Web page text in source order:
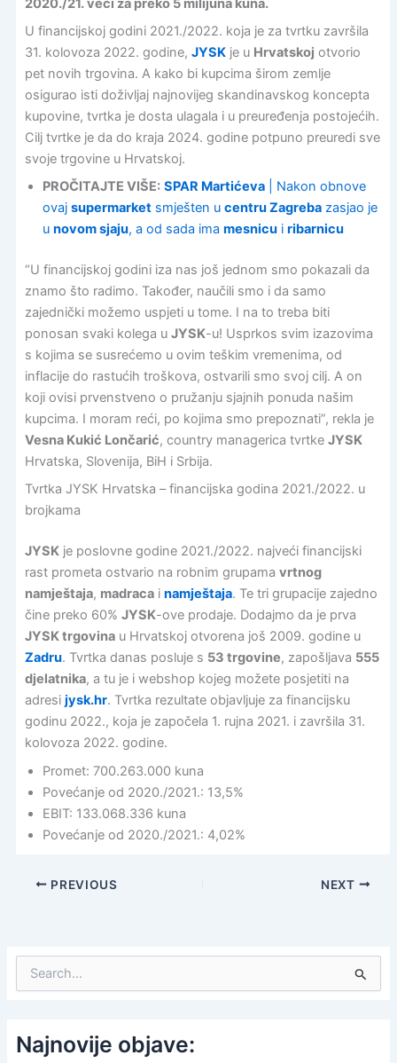
2020./21. veći za preko 5 milijuna kuna.
U financijskoj godini 2021./2022. koja je za tvrtku završila
31. kolovoza 2022. godine, JYSKje u Hrvatskoj otvorio
pet novih trgovina. A kako bi kupcima širom zemlje
osigurao isti doživljaj najnovijeg skandinavskog koncepta
kupovine, tvrtka je dosta ulagala i u preuređenja postojećih.
Cilj tvrtke je da do kraja 2024. godine potpuno preuredi sve
svoje trgovine u Hrvatskoj.
PROČITAJTE VIŠE: SPAR Martićeva| Nakon obnove
ovaj supermarketsmješten u centru Zagrebazasjao je
u novom sjaju, a od sada ima mesnicui ribarnicu
“U financijskoj godini iza nas još jednom smo pokazali da
znamo što radimo. Također, naučili smo i da samo
zajednički možemo uspjeti u tome. I na to treba biti
ponosan svaki kolega u JYSK-u! Usprkos svim izazovima
s kojima se susrećemo u ovim teškim vremenima, od
inflacije do rastućih troškova, ostvarili smo svoj cilj. A on
koji ovisi prvenstveno o pružanju sjajnih ponuda našim
kupcima. I moram reći, po kojima smo prepoznati”, rekla je
Vesna Kukić Lončarić, country managerica tvrtke JYSK
Hrvatska, Slovenija, BiH i Srbija.
Tvrtka JYSK Hrvatska – financijska godina 2021./2022. u
brojkama
JYSKje poslovne godine 2021./2022. najveći financijski
rast prometa ostvario na robnim grupama vrtnog
namještaja, madracai namještaja. Te tri grupacije zajedno
čine preko 60% JYSK-ove prodaje. Dodajmo da je prva
JYSK trgovinau Hrvatskoj otvorena još 2009. godine u
Zadru. Tvrtka danas posluje s 53 trgovine, zapošljava 555
djelatnika, a tu je i webshop kojeg možete posjetiti na
adresi jysk.hr. Tvrtka rezultate objavljuje za financijsku
godinu 2022., koja je započela 1. rujna 2021. i završila 31.
kolovoza 2022. godine.
Promet: 700.263.000 kuna
Povećanje od 2020./2021.: 13,5%
EBIT: 133.068.336 kuna
Povećanje od 2020./2021.: 4,02%
PREVIOUS NEXT
c
hNajnovije objave: